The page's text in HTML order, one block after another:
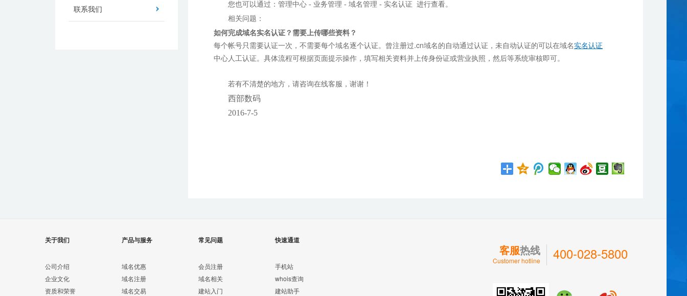
联系我们
您也可以通过： 管理中心 - 业务管理 - 域名管理 - 实名认证 进行查看。
相关问题：
如何完成域名实名认证？需要上传哪些资料？
每个帐号只需要认证一次，不需要每个域名逐个认证。曾注册过.cn域名的自动通过认证，未自动认证的可以在域名实名认证
中心人工认证。具体流程可根据页面提示操作，填写相关资料并上传身份证或营业执照，然后等系统审核即可。
若有不清楚的地方，请咨询在线客服，谢谢！
西部数码
2016-7-5
关于我们
公司介绍
企业文化
资质和荣誉
产品与服务
域名优惠
域名注册
域名交易
常见问题
会员注册
域名相关
建站入门
快速通道
手机站
whois查询
建站助手
客服热线
Customer hotline 400-028-5800